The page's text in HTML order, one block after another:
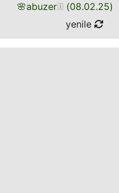
🌸abuzer (08.02.25)
yenile